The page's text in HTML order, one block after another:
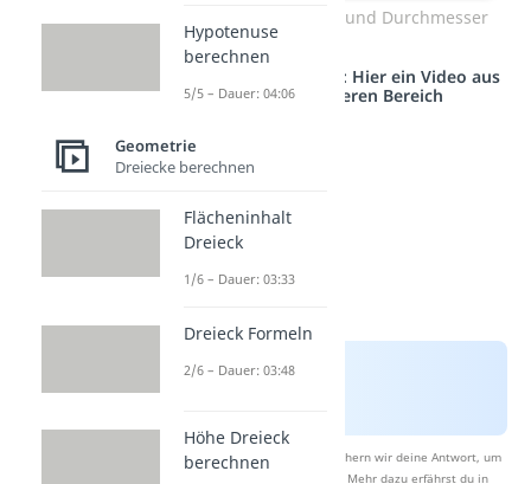
Kreis mit Radius und Durchmesser
Studyflix vernetzt: Hier ein Video aus
einem anderen Bereich
Nach Beantwortung speichern wir deine Antwort, um
Studyflix zu verbessern. Mehr dazu erfährst du in
Hypotenuse
berechnen
5/5 – Dauer: 04:06
Geometrie
Dreiecke berechnen
Flächeninhalt
Dreieck
1/6 – Dauer: 03:33
Dreieck Formeln
2/6 – Dauer: 03:48
Höhe Dreieck
berechnen